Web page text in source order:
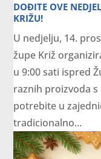
DOĐITE OVE
KRIŽU!
U nedjelju, 14.
župe Križ
u 9:00 sati ispred
raznih proizvoda
potrebite u
tradicionalno...